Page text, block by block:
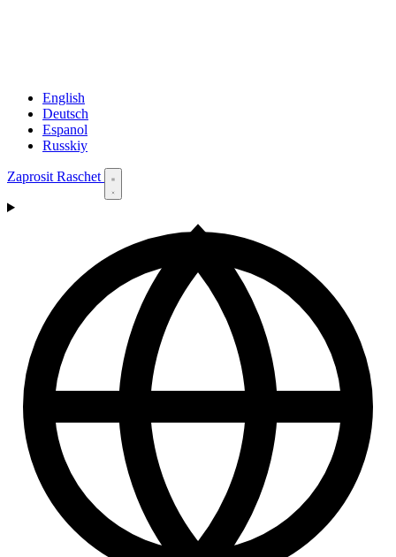
English
Deutsch
Espanol
Russkiy
Zaprosit Raschet